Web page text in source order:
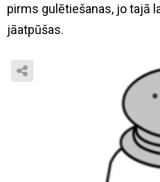
pirms gulētiešanas, jo tajā
jāatpūšas.